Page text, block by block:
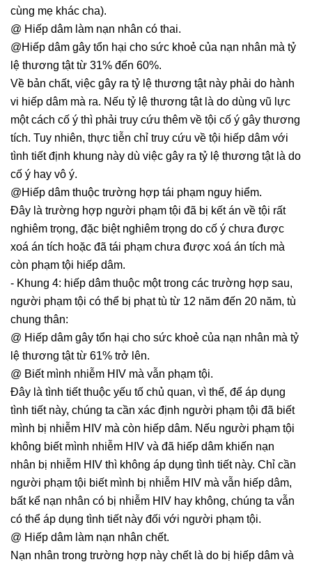
cùng mẹ khác cha).
@ Hiếp dâm làm nạn nhân có thai.
@Hiếp dâm gây tổn hại cho sức khoẻ của nạn nhân mà tỷ
lệ thương tật từ 31% đến 60%.
Về bản chất, việc gây ra tỷ lệ thương tật này phải do hành
vi hiếp dâm mà ra. Nếu tỷ lệ thương tật là do dùng vũ lực
một cách cố ý thì phải truy cứu thêm về tội cố ý gây thương
tích. Tuy nhiên, thực tiễn chỉ truy cứu về tội hiếp dâm với
tình tiết định khung này dù việc gây ra tỷ lệ thương tật là do
cố ý hay vô ý.
@Hiếp dâm thuộc trường hợp tái phạm nguy hiểm.
Đây là trường hợp người phạm tội đã bị kết án về tội rất
nghiêm trọng, đặc biệt nghiêm trọng do cố ý chưa được
xoá án tích hoặc đã tái phạm chưa được xoá án tích mà
còn phạm tội hiếp dâm.
- Khung 4: hiếp dâm thuộc một trong các trường hợp sau,
người phạm tội có thể bị phạt tù từ 12 năm đến 20 năm, tù
chung thân:
@ Hiếp dâm gây tổn hại cho sức khoẻ của nạn nhân mà tỷ
lệ thương tật từ 61% trở lên.
@ Biết mình nhiễm HIV mà vẫn phạm tội.
Đây là tình tiết thuộc yếu tố chủ quan, vì thế, để áp dụng
tình tiết này, chúng ta cần xác định người phạm tội đã biết
mình bị nhiễm HIV mà còn hiếp dâm. Nếu người phạm tội
không biết mình nhiễm HIV và đã hiếp dâm khiến nạn
nhân bị nhiễm HIV thì không áp dụng tình tiết này. Chỉ cần
người phạm tội biết mình bị nhiễm HIV mà vẫn hiếp dâm,
bất kể nạn nhân có bị nhiễm HIV hay không, chúng ta vẫn
có thể áp dụng tình tiết này đối với người phạm tội.
@ Hiếp dâm làm nạn nhân chết.
Nạn nhân trong trường hợp này chết là do bị hiếp dâm và